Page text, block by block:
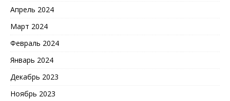
Апрель 2024
Март 2024
Февраль 2024
Январь 2024
Декабрь 2023
Ноябрь 2023